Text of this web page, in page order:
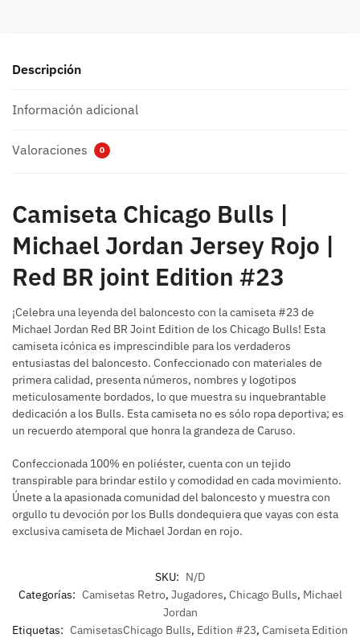
Descripción
Información adicional
Valoraciones 0
Camiseta Chicago Bulls |
Michael Jordan Jersey Rojo |
Red BR joint Edition #23
¡Celebra una leyenda del baloncesto con la camiseta #23 de
Michael Jordan Red BR Joint Edition de los Chicago Bulls! Esta
camiseta icónica es imprescindible para los verdaderos
entusiastas del baloncesto. Confeccionado con materiales de
primera calidad, presenta números, nombres y logotipos
meticulosamente bordados, lo que muestra su inquebrantable
dedicación a los Bulls. Esta camiseta no es sólo ropa deportiva; es
un recuerdo atemporal que honra la grandeza de Caruso.
Confeccionada 100% en poliéster, cuenta con un tejido
transpirable para brindar estilo y comodidad en cada movimiento.
Únete a la apasionada comunidad del baloncesto y muestra con
orgullo tu devoción por los Bulls dondequiera que vayas con esta
exclusiva camiseta de Michael Jordan en rojo.
SKU: N/D
Categorías: Camisetas Retro, Jugadores, Chicago Bulls, Michael
Jordan
Etiquetas: CamisetasChicago Bulls, Edition #23, Camiseta Edition